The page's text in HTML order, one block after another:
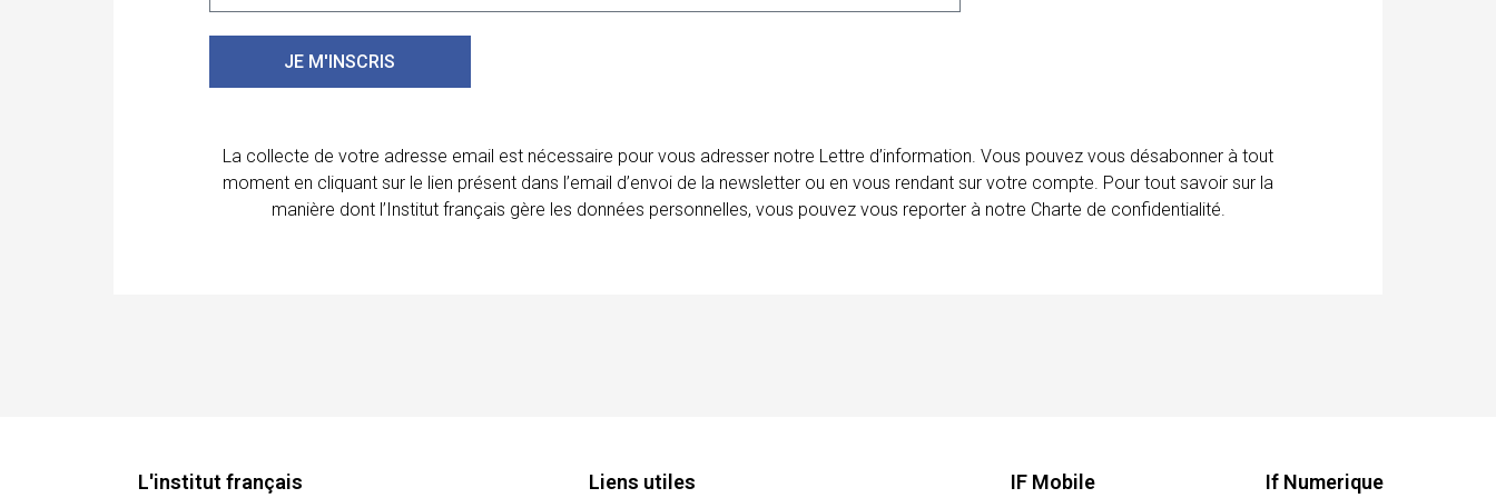
JE M'INSCRIS
La collecte de votre adresse email est nécessaire pour vous adresser notre Lettre d’information. Vous pouvez vous désabonner à tout
moment en cliquant sur le lien présent dans l’email d’envoi de la newsletter ou en vous rendant sur votre compte. Pour tout savoir sur la
manière dont l’Institut français gère les données personnelles, vous pouvez vous reporter à notre Charte de confidentialité.
L'institut français Liens utiles IF Mobile If Numerique